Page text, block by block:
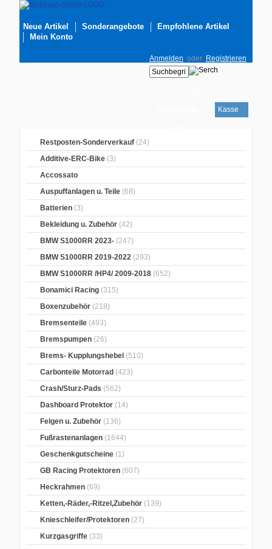
Neue Artikel Sonderangebote
Empfohlene Artikel
Mein Konto
Anmelden oder Registrieren
Kasse
Restposten-Sonderverkauf (24)
Additive-ERC-Bike (3)
Accossato
Auspuffanlagen u. Teile (68)
Batterien (3)
Bekleidung u. Zubehör (42)
BMW S1000RR 2023- (247)
BMW S1000RR 2019-2022 (293)
BMW S1000RR /HP4/ 2009-2018 (652)
Bonamici Racing (315)
Boxenzubehör (218)
Bremsenteile (493)
Bremspumpen (26)
Brems- Kupplungshebel (510)
Carbonteile Motorrad (423)
Crash/Sturz-Pads (562)
Dashboard Protektor (14)
Felgen u. Zubehör (136)
Fußrastenanlagen (1644)
Geschenkgutscheine (1)
GB Racing Protektoren (607)
Heckrahmen (69)
Ketten,-Räder,-Ritzel,Zubehör (139)
Knieschleifer/Protektoren (27)
Kurzgasgriffe (33)